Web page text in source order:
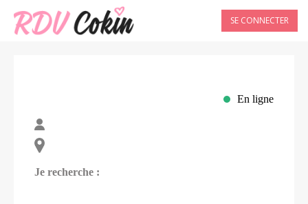
SE CONNECTER
En ligne
Je recherche :